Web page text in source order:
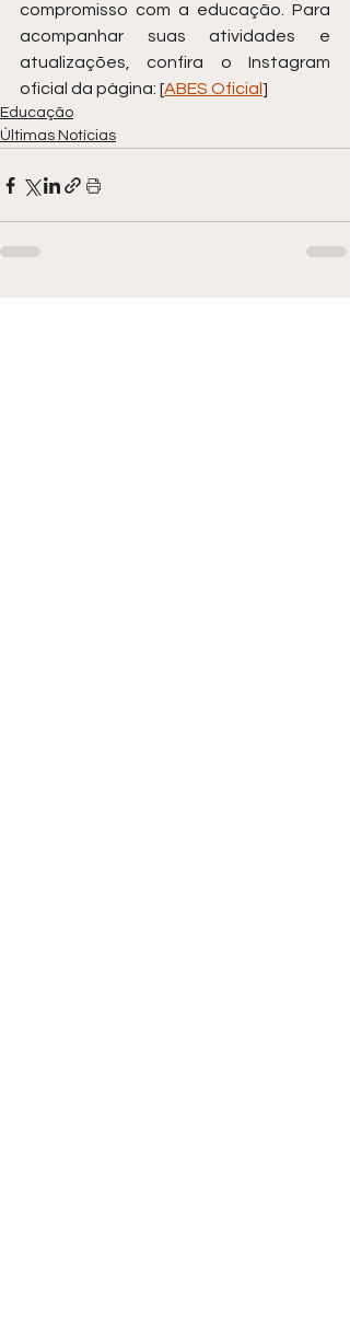
compromisso com a educação. Para
acompanhar suas atividades e
atualizações, confira o Instagram
oficial da página: [ABES Oficial ]
Educação
Últimas Notícias